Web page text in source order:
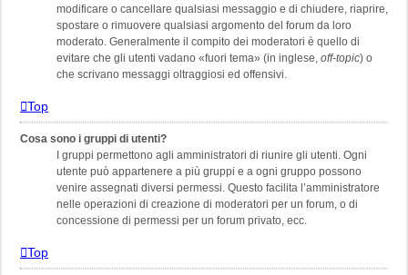
modificare o cancellare qualsiasi messaggio e di chiudere, riaprire,
spostare o rimuovere qualsiasi argomento del forum da loro
moderato. Generalmente il compito dei moderatori è quello di
evitare che gli utenti vadano «fuori tema» (in inglese, off-topic) o
che scrivano messaggi oltraggiosi ed offensivi.
Top
Cosa sono i gruppi di utenti?
I gruppi permettono agli amministratori di riunire gli utenti. Ogni
utente può appartenere a più gruppi e a ogni gruppo possono
venire assegnati diversi permessi. Questo facilita l’amministratore
nelle operazioni di creazione di moderatori per un forum, o di
concessione di permessi per un forum privato, ecc.
Top